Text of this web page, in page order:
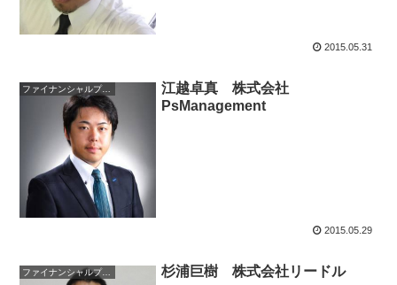
2015.05.31
ファイナンシャルプランナー
江越卓真 株式会社
PsManagement
2015.05.29
ファイナンシャルプランナー 杉浦巨樹 株式会社リードル